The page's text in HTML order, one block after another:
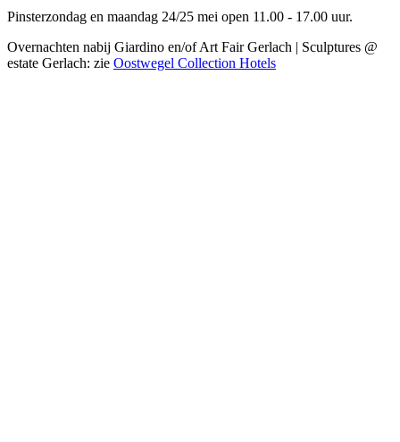
Pinsterzondag en maandag 24/25 mei open 11.00 - 17.00 uur.
Overnachten nabij Giardino en/of Art Fair Gerlach | Sculptures @
estate Gerlach: zie Oostwegel Collection Hotels